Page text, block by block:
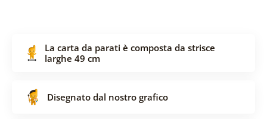
La carta da parati è composta da strisce
larghe 49 cm
Disegnato dal nostro grafico